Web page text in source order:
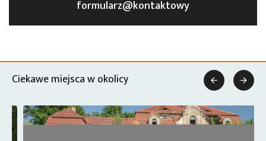
formularz@kontaktowy
Ciekawe miejsca w okolicy  